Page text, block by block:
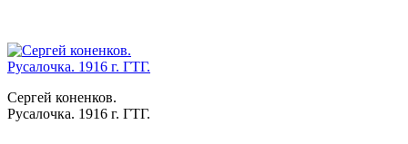
Сергей коненков.
Русалочка. 1916 г. ГТГ.